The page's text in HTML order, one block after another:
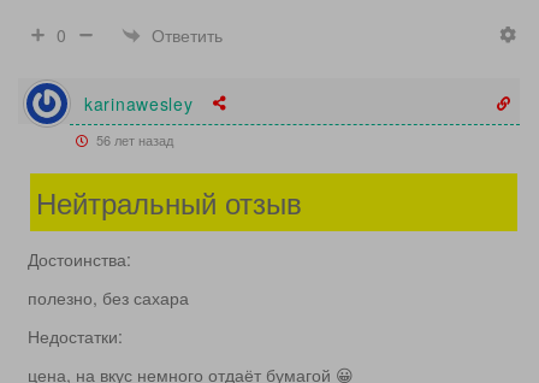
0
Ответить
karinawesley
56 лет назад
Нейтральный отзыв
Достоинства:
полезно, без сахара
Недостатки:
цена, на вкус немного отдаёт бумагой 😀